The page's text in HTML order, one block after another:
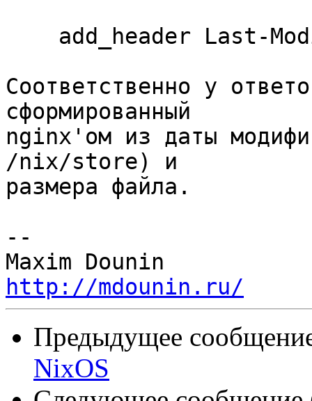
Соответственно у
сформированный
nginx'ом из даты
/nix/store) и
размера файла.
--
http://mdounin.ru/
Предыдущее
NixOS